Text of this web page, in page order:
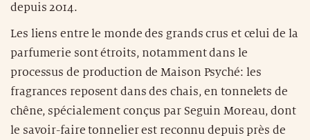
depuis 2014.
Les liens entre le monde des grands crus et celui de la
parfumerie sont étroits, notamment dans le
processus de production de Maison Psyché: les
fragrances reposent dans des chais, en tonnelets de
chêne, spécialement conçus par Seguin Moreau, dont
le savoir-faire tonnelier est reconnu depuis près de